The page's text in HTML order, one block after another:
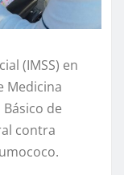
(IMSS) en
Medicina
de
contra